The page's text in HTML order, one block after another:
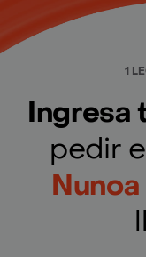
1
Ingresa
pedir
Nunoa